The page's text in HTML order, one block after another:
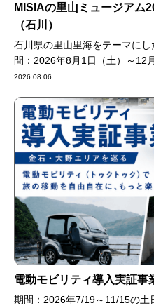
MISIAの里山ミュージアム
（石川）
石川県の里山里海をテーマに
間：2026年8月1日（土）～12
2026.08.06
電動モビリティ導入実証事
期間：2026年7/19～11/15の土